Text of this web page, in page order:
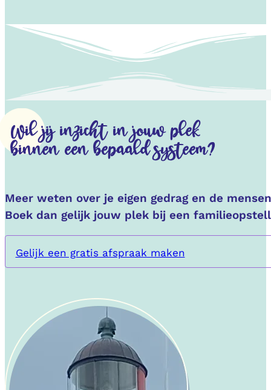
Wil jij inzicht in jouw plek
binnen een bepaald systeem?
Meer weten over je eigen gedrag en de
Boek dan gelijk jouw plek bij een
Gelijk een gratis afspraak maken